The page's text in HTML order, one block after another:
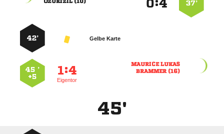
37’
:
 
Gelbe Karte
42’
 
 
:
Eigentor
45 ’
+5
45'